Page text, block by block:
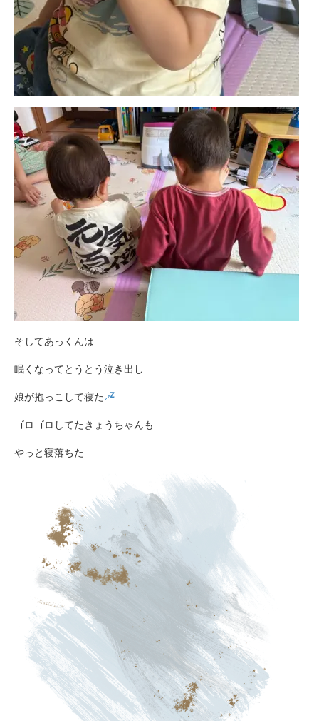
そしてあっくんは
眠くなってとうとう泣き出し
娘が抱っこして寝た
ゴロゴロしてたきょうちゃんも
やっと寝落ちた